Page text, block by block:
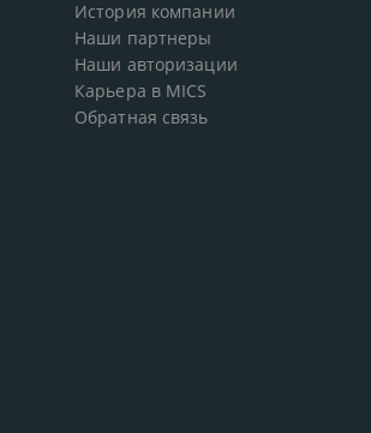
История компании
Наши партнеры
Наши авторизации
Карьера в MICS
Обратная связь